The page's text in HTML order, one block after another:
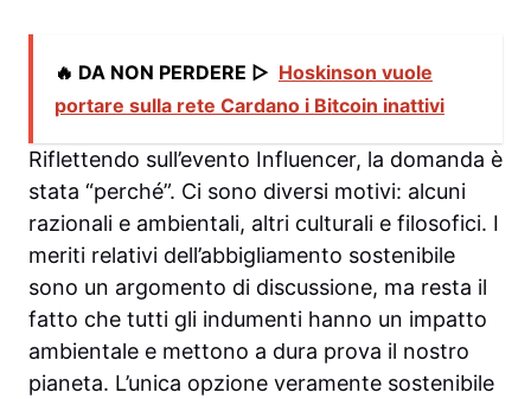
🔥 DA NON PERDERE ▷ Hoskinson vuole
portare sulla rete Cardano i Bitcoin inattivi
Riflettendo sull’evento Influencer, la domanda è
stata “perché”. Ci sono diversi motivi: alcuni
razionali e ambientali, altri culturali e filosofici. I
meriti relativi dell’abbigliamento sostenibile
sono un argomento di discussione, ma resta il
fatto che tutti gli indumenti hanno un impatto
ambientale e mettono a dura prova il nostro
pianeta. L’unica opzione veramente sostenibile